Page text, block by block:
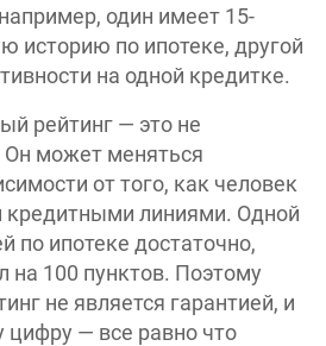
один имеет 15-
историю по ипотеке, другой
на одной кредитке.
рейтинг — это не
может меняться
от того, как человек
кредитными линиями. Одной
по ипотеке достаточно,
на 100 пунктов. Поэтому
не является гарантией, и
цифру — все равно что